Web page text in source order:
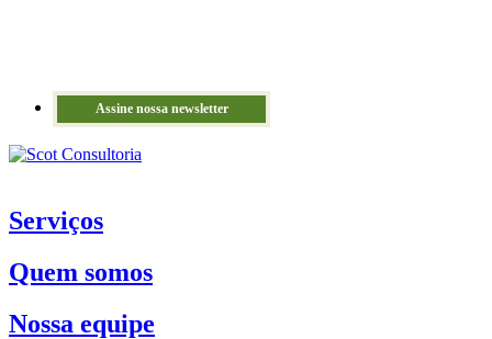
Assine nossa newsletter
Serviços
Quem somos
Nossa equipe